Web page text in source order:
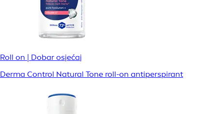
Roll on | Dobar osjećaj
Derma Control Natural Tone roll-on antiperspirant